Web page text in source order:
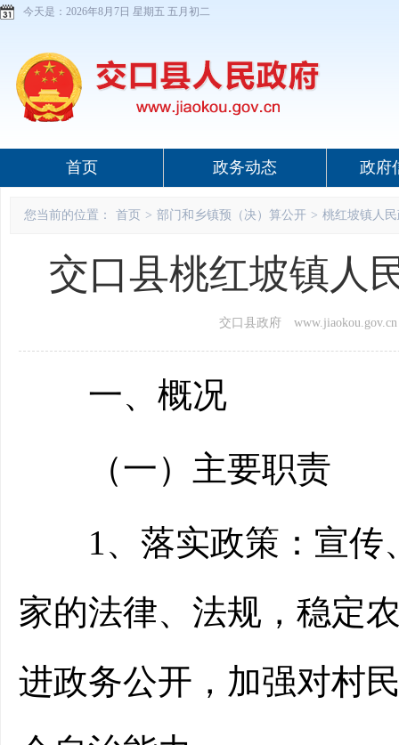
今天是： 2026年8月7日 星期五 五月初二
首页 政务动态 政府
您当前的位置： 首页 > 部门和乡镇预（决）算公开 > 桃红坡镇人
交口县桃红坡镇人
交口县政府 www.jiaokou.gov.cn
一、概况
（一）主要职责
1、落实政策：宣传
家的法律、法规，稳定
进政务公开，加强对村